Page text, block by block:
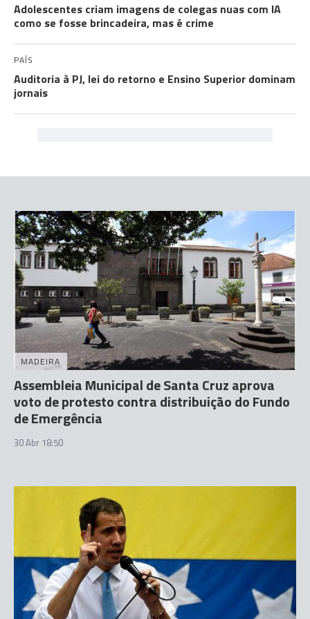
Adolescentes criam imagens de colegas nuas com IA
como se fosse brincadeira, mas é crime
PAÍS
Auditoria à PJ, lei do retorno e Ensino Superior dominam
jornais
MADEIRA
Assembleia Municipal de Santa Cruz aprova
voto de protesto contra distribuição do Fundo
de Emergência
30 Abr 18:50